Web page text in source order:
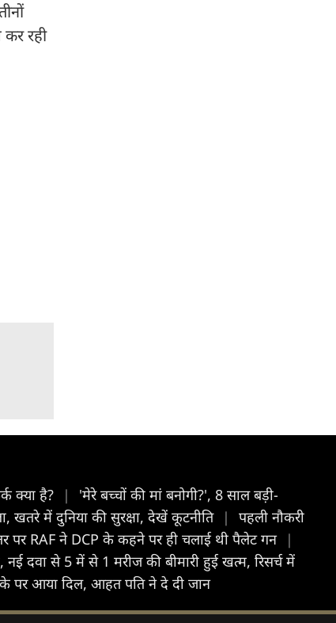
रही
क्या है? |
'मेरे बच्चों की मां बनोगी?', 8 साल बड़ी-
खतरे में दुन‍िया की सुरक्षा, देखें कूटनीत‍ि |
पहली नौकरी
पर RAF ने DCP के कहने पर ही चलाई थी पैलेट गन |
दवा से 5 में से 1 मरीज की बीमारी हुई खत्म, रिसर्च में
पर आया दिल, आहत पति ने दे दी जान